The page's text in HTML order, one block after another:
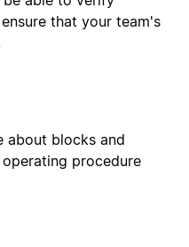
that your team's
about blocks and
procedure